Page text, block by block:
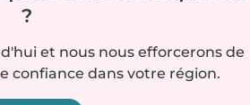
?
et nous nous efforcerons de
confiance dans votre région.